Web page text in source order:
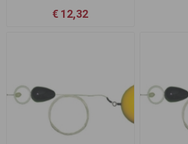
€ 12,32